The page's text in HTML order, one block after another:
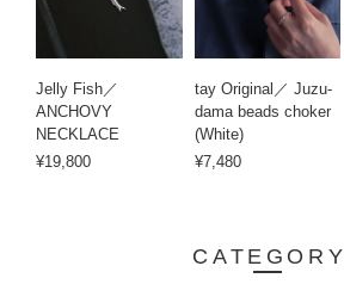
Jelly Fish／
ANCHOVY
NECKLACE
¥19,800
tay Original／ Juzu-
dama beads choker
(White)
¥7,480
CATEGORY